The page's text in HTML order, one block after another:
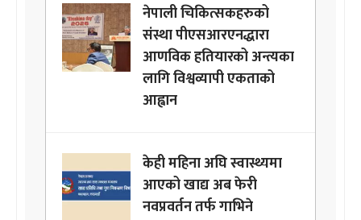
नेपाली चिकित्सकहरुको
संस्था पीएसआरएनद्धारा
आणविक हतियारको अन्त्यका
लागि विश्वव्यापी एकताको
आह्वान
केही महिना अघि स्वास्थ्यमा
आएको खाद्य अब फेरी
नवप्रवर्तन तर्फ गाभिने